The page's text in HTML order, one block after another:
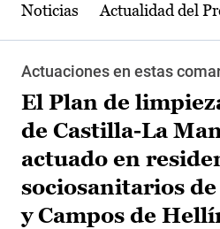
Noticias Actualidad del
Actuaciones en estas
El Plan de
de Castilla-La
actuado en
sociosanitarios
y Campos de